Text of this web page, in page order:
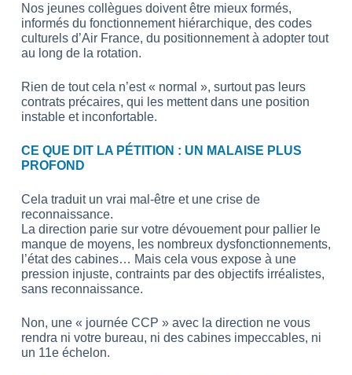
Nos jeunes collègues doivent être mieux formés,
informés du fonctionnement hiérarchique, des codes
culturels d’Air France, du positionnement à adopter tout
au long de la rotation.
Rien de tout cela n’est « normal », surtout pas leurs
contrats précaires, qui les mettent dans une position
instable et inconfortable.
CE QUE DIT LA PÉTITION : UN MALAISE PLUS
PROFOND
Cela traduit un vrai mal-être et une crise de
reconnaissance.
La direction parie sur votre dévouement pour pallier le
manque de moyens, les nombreux dysfonctionnements,
l’état des cabines… Mais cela vous expose à une
pression injuste, contraints par des objectifs irréalistes,
sans reconnaissance.
Non, une « journée CCP » avec la direction ne vous
rendra ni votre bureau, ni des cabines impeccables, ni
un 11e échelon.